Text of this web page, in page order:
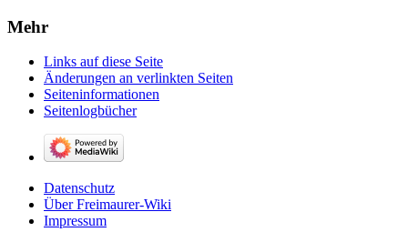
Mehr
Links auf diese Seite
Änderungen an verlinkten Seiten
Seiten­­informationen
Seitenlogbücher
Datenschutz
Über Freimaurer-Wiki
Impressum